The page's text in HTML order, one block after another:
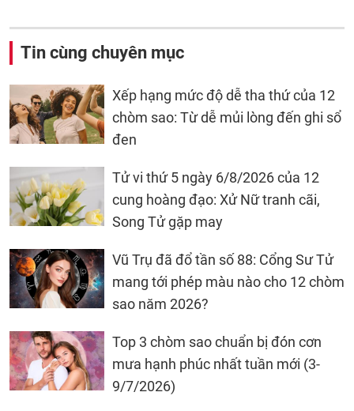
Tin cùng chuyên mục
Xếp hạng mức độ dễ tha thứ của 12
chòm sao: Từ dễ mủi lòng đến ghi sổ
đen
Tử vi thứ 5 ngày 6/8/2026 của 12
cung hoàng đạo: Xử Nữ tranh cãi,
Song Tử gặp may
Vũ Trụ đã đổ tần số 88: Cổng Sư Tử
mang tới phép màu nào cho 12 chòm
sao năm 2026?
Top 3 chòm sao chuẩn bị đón cơn
mưa hạnh phúc nhất tuần mới (3-
9/7/2026)